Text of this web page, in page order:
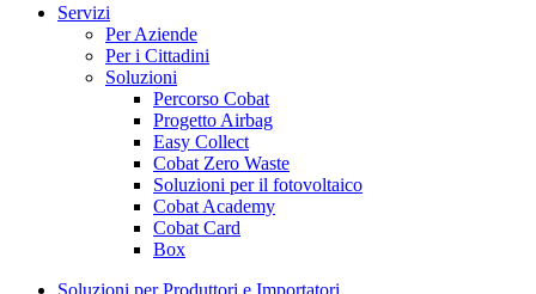
Servizi
Per Aziende
Per i Cittadini
Soluzioni
Percorso Cobat
Progetto Airbag
Easy Collect
Cobat Zero Waste
Soluzioni per il fotovoltaico
Cobat Academy
Cobat Card
Box
Soluzioni per Produttori e Importatori